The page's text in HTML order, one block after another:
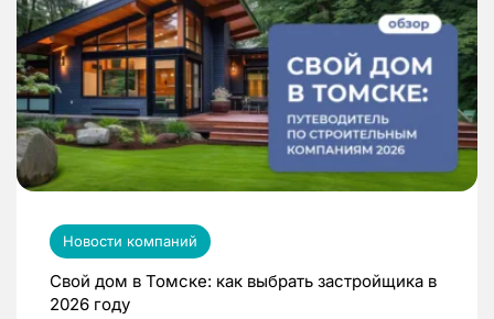
Новости компаний
Свой дом в Томске: как выбрать застройщика в
2026 году